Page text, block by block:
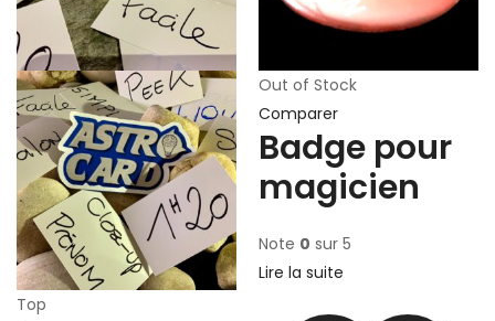
Top
Out of Stock
Comparer
Badge pour
magicien
Note 0 sur 5
Lire la suite